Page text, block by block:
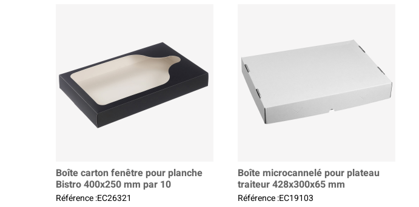
Boîte carton fenêtre pour planche
Bistro 400x250 mm par 10
Référence :EC26321
Boîte microcannelé pour plateau
traiteur 428x300x65 mm
Référence :EC19103